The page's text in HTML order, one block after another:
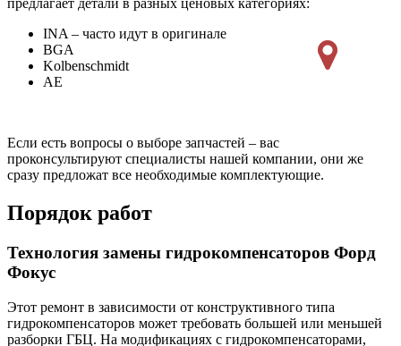
предлагает детали в разных ценовых категориях:
INA – часто идут в оригинале
BGA
Kolbenschmidt
AE
Если есть вопросы о выборе запчастей – вас
проконсультируют специалисты нашей компании, они же
сразу предложат все необходимые комплектующие.
Порядок работ
Технология замены гидрокомпенсаторов Форд
Фокус
Этот ремонт в зависимости от конструктивного типа
гидрокомпенсаторов может требовать большей или меньшей
разборки ГБЦ. На модификациях с гидрокомпенсаторами,